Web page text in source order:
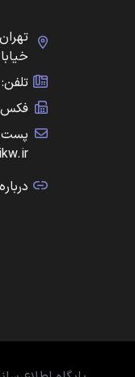
تلفن: ۲۲۲۹۰۱۹۱-۰۲۱ الی ۵
فکس:
پست